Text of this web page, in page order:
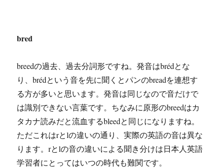
bred
breedの過去、過去分詞形ですね。発音はbrédとな
り、brédという音を先に聞くとパンのbreadを連想す
る方が多いと思います。発音は同じなので音だけで
は識別できない言葉です。ちなみに原形のbreedはカ
タカナ読みだと流血するbleedと同じになりますね。
ただこれはrとlの違いの通り、実際の英語の音は異な
ります。rとlの音の違いによる聞き分けは日本人英語
学習者にとってはいつの時代も難関です。